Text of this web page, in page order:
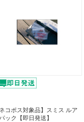
ネコポス対象品】スミス ルア
ック【即日発送】